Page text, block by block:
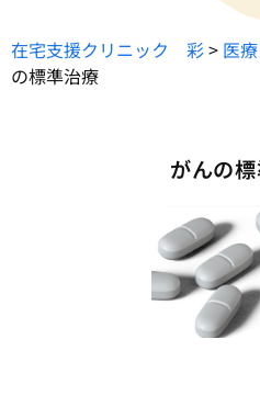
在宅支援クリニック 彩> 医
の標準治療
がんの